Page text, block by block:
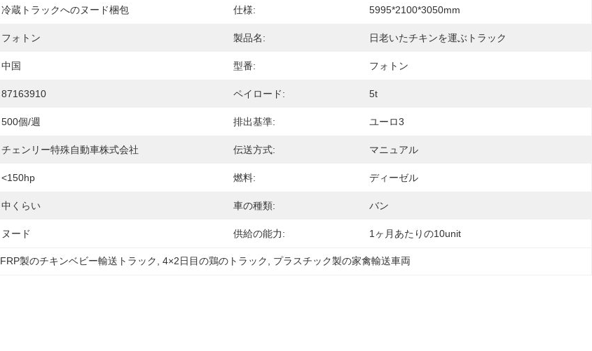
冷蔵トラックへのヌード梱包 仕様: 5995*2100*3050mm
フォトン 製品名: 日老いたチキンを運ぶトラック
中国 型番: フォトン
87163910 ペイロード: 5t
500個/週 排出基準: ユーロ3
チェンリー特殊自動車株式会社 伝送方式: マニュアル
<150hp 燃料: ディーゼル
中くらい 車の種類: バン
ヌード 供給の能力: 1ヶ月あたりの10unit
FRP製のチキンベビー輸送トラック 4×2日目の鶏のトラック プラスチック製の家禽輸送車両